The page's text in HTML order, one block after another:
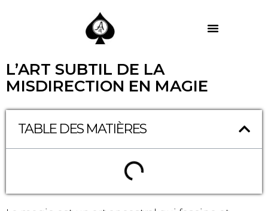
L’ART SUBTIL DE LA
MISDIRECTION EN MAGIE
TABLE DES MATIÈRES